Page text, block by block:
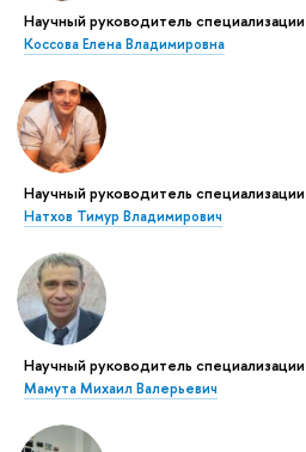
Научный руководитель специализации
Коссова Елена Владимировна
Научный руководитель специализации
Натхов Тимур Владимирович
Научный руководитель специализации
Мамута Михаил Валерьевич